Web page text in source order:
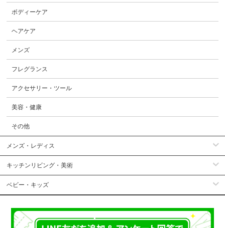
ボディーケア
ヘアケア
メンズ
フレグランス
アクセサリー・ツール
美容・健康
その他
メンズ・レディス
キッチンリビング・美術
ベビー・キッズ